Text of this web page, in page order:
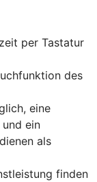
per Tastatur
des
eine
ein
als
finden